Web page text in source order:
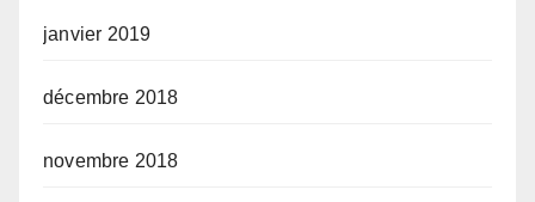
janvier 2019
décembre 2018
novembre 2018